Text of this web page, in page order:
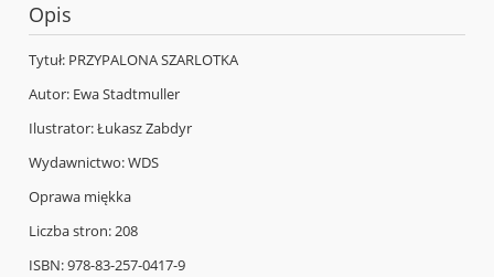
Opis
Tytuł: PRZYPALONA SZARLOTKA
Autor: Ewa Stadtmuller
Ilustrator: Łukasz Zabdyr
Wydawnictwo: WDS
Oprawa miękka
Liczba stron: 208
ISBN: 978-83-257-0417-9